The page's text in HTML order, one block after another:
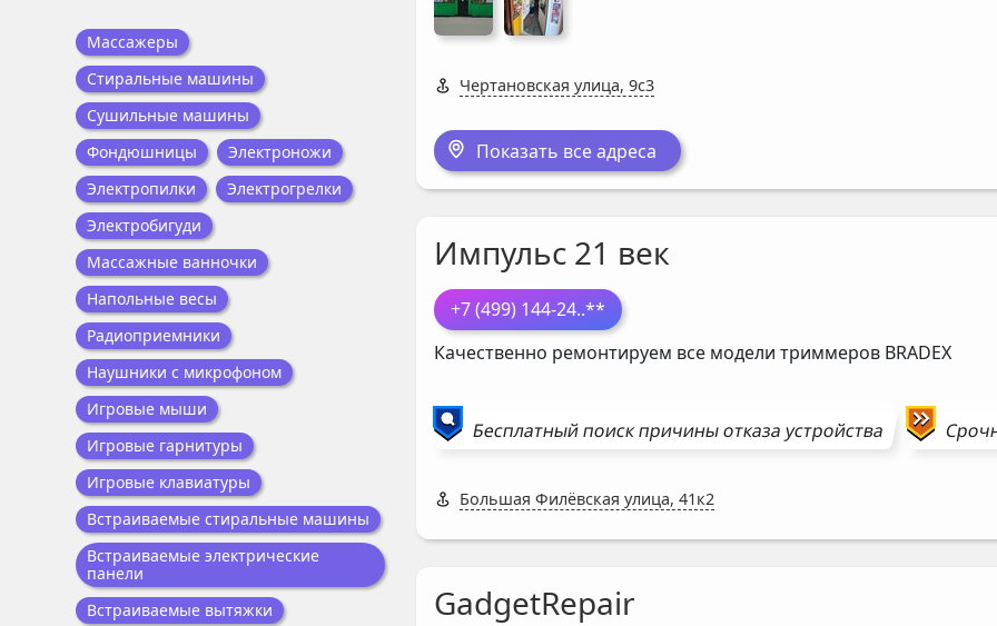
Массажеры
Стиральные машины
Сушильные машины
Фондюшницы
Электроножи
Электропилки
Электрогрелки
Электробигуди
Массажные ванночки
Напольные весы
Радиоприемники
Наушники с микрофоном
Игровые мыши
Игровые гарнитуры
Игровые клавиатуры
Встраиваемые стиральные машины
Встраиваемые электрические
панели
Встраиваемые вытяжки
Чертановская улица, 9с3
Показать все адреса
Импульс 21 век
+7 (499) 144-24..**
Качественно ремонтируем все модели триммеров BRADEX
Бесплатный поиск причины отказа устройства
Большая Филёвская улица, 41к2
GadgetRepair